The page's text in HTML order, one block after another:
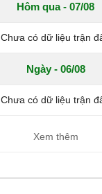
Hôm qua - 07/08
Chưa có dữ liệu trận
Ngày - 06/08
Chưa có dữ liệu trận
Xem thêm